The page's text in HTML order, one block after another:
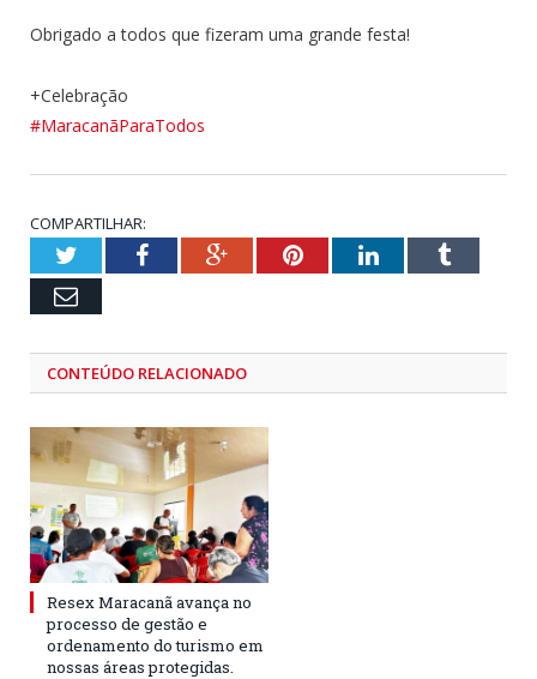
Obrigado a todos que fizeram uma grande festa!
+Celebração
#MaracanãParaTodos
COMPARTILHAR:
TwitterFacebookGoogle+PinterestLinkedInTumblr
Email
CONTEÚDO RELACIONADO
Resex Maracanã avança no
processo de gestão e
ordenamento do turismo em
nossas áreas protegidas.